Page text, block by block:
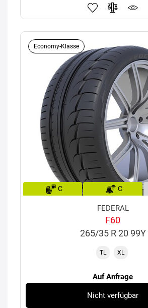
Economy-Klasse
C C
FEDERAL
F60
265/35 R 20 99Y
TL XL
Auf Anfrage
Nicht verfügbar